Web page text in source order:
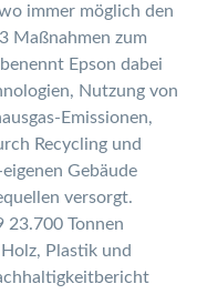
immer möglich den
Maßnahmen zum
Epson dabei
Nutzung von
Emissionen,
Recycling und
Gebäude
versorgt.
23.700 Tonnen
Plastik und